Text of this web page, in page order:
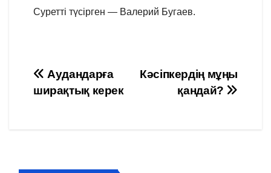
Суретті түсірген — Валерий Бугаев.
Навигация
по
Кәсіпкердің мұңы
қандай?
Аудандарға
ширақтық керек